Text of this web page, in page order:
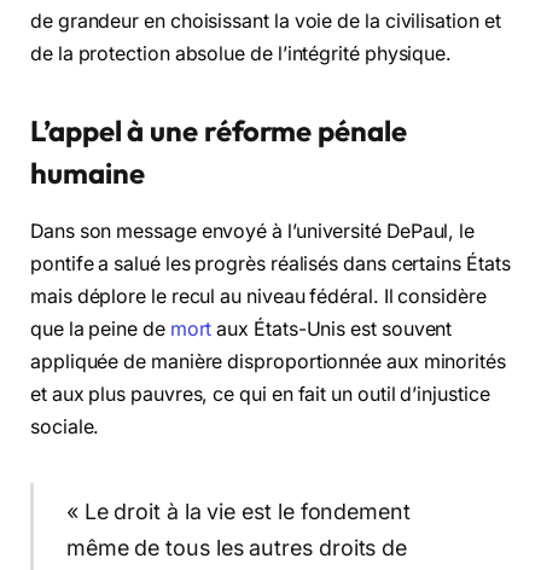
de grandeur en choisissant la voie de la civilisation et
de la protection absolue de l’intégrité physique.
L’appel à une réforme pénale
humaine
Dans son message envoyé à l’université DePaul, le
pontife a salué les progrès réalisés dans certains États
mais déplore le recul au niveau fédéral. Il considère
que la peine de mort aux États-Unis est souvent
appliquée de manière disproportionnée aux minorités
et aux plus pauvres, ce qui en fait un outil d’injustice
sociale.
« Le droit à la vie est le fondement
même de tous les autres droits de